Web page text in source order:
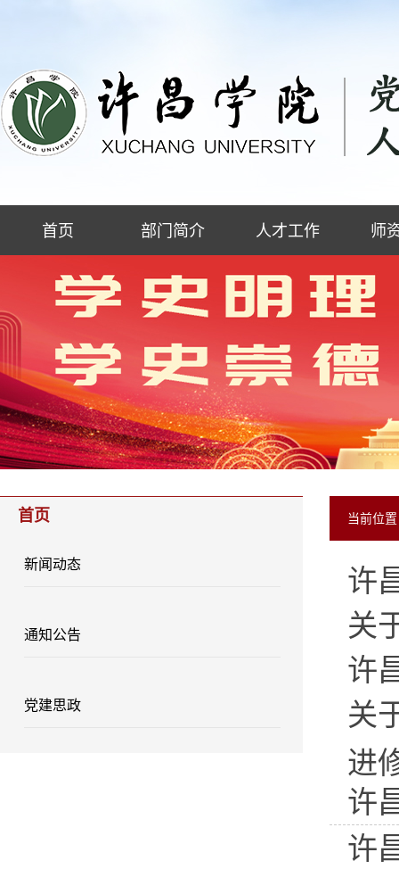
首页 部门简介 人才工作 师
首页
新闻动态
通知公告
党建思政
当前位
许
关
许
关
进
许
许